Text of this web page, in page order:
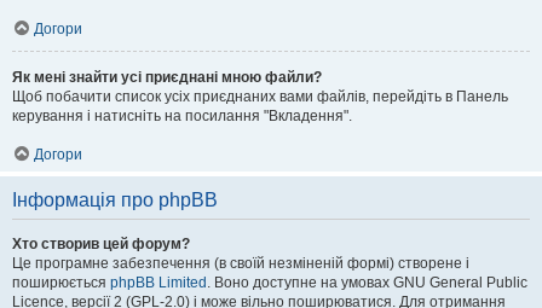
Догори
Як мені знайти усі приєднані мною файли?
Щоб побачити список усіх приєднаних вами файлів, перейдіть в Панель
керування і натисніть на посилання "Вкладення".
Догори
Інформація про phpBB
Хто створив цей форум?
Це програмне забезпечення (в своїй незміненій формі) створене і
поширюється phpBB Limited . Воно доступне на умовах GNU General Public
Licence, версії 2 (GPL-2.0) і може вільно поширюватися. Для отримання